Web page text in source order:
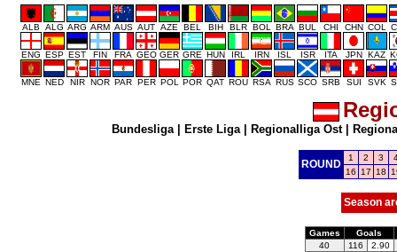
ALB ALG ARG ARM AUS AUT AZE BEL BIH BLR BOL BRA BUL CHI CHN COL
ENG ESP EST FIN FRA GEO GER GRE HUN IRL IRN ISL ISR ITA JPN KAZ
MNE NED NIR NOR PAR PER POL POR QAT ROU RSA RUS SCO SRB SUI SVK
Bundesliga| Erste Liga| Regionalliga Ost|
ROUND
1 2 3
16
17 18
Season
Games
Goals
40
116 2.90